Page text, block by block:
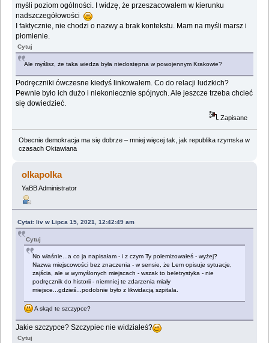
myśli poziom ogólności. I widzę, że przeszacowałem w kierunku
nadszczegółowości
I faktycznie, nie chodzi o nazwy a brak kontekstu. Mam na myśli marsz i
płomienie.
Cytuj
Ale myślisz, że taka wiedza była niedostępna w powojennym Krakowie?
Podręczniki ówczesne kiedyś linkowałem. Co do relacji ludzkich?
Pewnie było ich dużo i niekoniecznie spójnych. Ale jeszcze trzeba chcieć
się dowiedzieć.
Zapisane
Obecnie demokracja ma się dobrze – mniej więcej tak, jak republika rzymska w
czasach Oktawiana
olkapolka
YaBB Administrator
Cytat: liv w Lipca 15, 2021, 12:42:49 am
Cytuj
No właśnie...a co ja napisałam - i z czym Ty polemizowałeś - wyżej?
Nazwa miejscowości bez znaczenia - w sensie, że Lem opisuje sytuacje,
zajścia, ale w wymyślonych miejscach - wszak to beletrystyka - nie
podręcznik do historii - niemniej te zdarzenia miały
miejsce...gdzieś...podobnie było z likwidacją szpitala.
A skąd te szczypce?
Jakie szczypce? Szczypiec nie widziałeś?
Cytuj